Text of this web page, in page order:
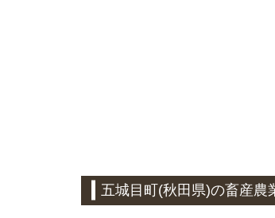
五城目町(秋田県)の畜産農